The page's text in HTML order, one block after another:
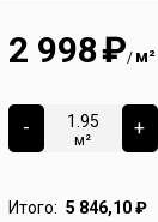
2 998₽/ м²
-
м²
+
Итого: 5 846,10₽